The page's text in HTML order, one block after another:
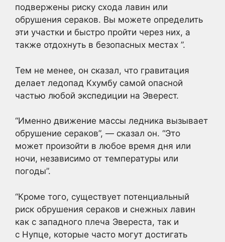
подвержены риску схода лавин или
обрушения сераков. Вы можете определить
эти участки и быстро пройти через них, а
также отдохнуть в безопасных местах ”.
Тем не менее, он сказал, что гравитация
делает ледопад Кхумбу самой опасной
частью любой экспедиции на Эверест.
“Именно движение массы ледника вызывает
обрушение сераков”, — сказал он. “Это
может произойти в любое время дня или
ночи, независимо от температуры или
погоды”.
“Кроме того, существует потенциальный
риск обрушения сераков и снежных лавин
как с западного плеча Эвереста, так и
с Нупце, которые часто могут достигать